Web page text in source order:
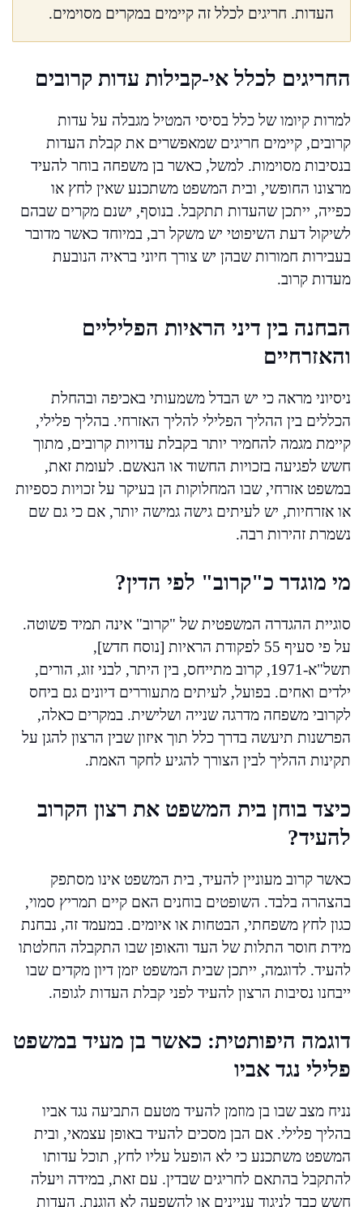
העדות. חריגים לכלל זה קיימים במקרים מסוימים.
החריגים לכלל אי-קבילות עדות קרובים
למרות קיומו של כלל בסיסי המטיל מגבלה על עדות
קרובים, קיימים חריגים שמאפשרים את קבלת העדות
בנסיבות מסוימות. למשל, כאשר בן משפחה בוחר להעיד
מרצונו החופשי, ובית המשפט משתכנע שאין לחץ או
כפייה, ייתכן שהעדות תתקבל. בנוסף, ישנם מקרים שבהם
לשיקול דעת השיפוטי יש משקל רב, במיוחד כאשר מדובר
בעבירות חמורות שבהן יש צורך חיוני בראיה הנובעת
מעדות קרוב.
הבחנה בין דיני הראיות הפליליים
והאזרחיים
ניסיוני מראה כי יש הבדל משמעותי באכיפה ובהחלת
הכללים בין ההליך הפלילי להליך האזרחי. בהליך פלילי,
קיימת מגמה להחמיר יותר בקבלת עדויות קרובים, מתוך
חשש לפגיעה בזכויות החשוד או הנאשם. לעומת זאת,
במשפט אזרחי, שבו המחלוקות הן בעיקר על זכויות כספיות
או אזרחיות, יש לעיתים גישה גמישה יותר, אם כי גם שם
נשמרת זהירות רבה.
מי מוגדר כ"קרוב" לפי הדין?
סוגיית ההגדרה המשפטית של "קרוב" אינה תמיד פשוטה.
על פי סעיף 55 לפקודת הראיות [נוסח חדש],
תשל"א-1971, קרוב מתייחס, בין היתר, לבני זוג, הורים,
ילדים ואחים. בפועל, לעיתים מתעוררים דיונים גם ביחס
לקרובי משפחה מדרגה שנייה ושלישית. במקרים כאלה,
הפרשנות תיעשה בדרך כלל תוך איזון שבין הרצון להגן על
תקינות ההליך לבין הצורך להגיע לחקר האמת.
כיצד בוחן בית המשפט את רצון הקרוב
להעיד?
כאשר קרוב מעוניין להעיד, בית המשפט אינו מסתפק
בהצהרה בלבד. השופטים בוחנים האם קיים תמריץ סמוי,
כגון לחץ משפחתי, הבטחות או איומים. במעמד זה, נבחנת
מידת חוסר התלות של העד והאופן שבו התקבלה החלטתו
להעיד. לדוגמה, ייתכן שבית המשפט יזמן דיון מקדים שבו
ייבחנו נסיבות הרצון להעיד לפני קבלת העדות לגופה.
דוגמה היפותטית: כאשר בן מעיד במשפט
פלילי נגד אביו
נניח מצב שבו בן מוזמן להעיד מטעם התביעה נגד אביו
בהליך פלילי. אם הבן מסכים להעיד באופן עצמאי, ובית
המשפט משתכנע כי לא הופעל עליו לחץ, תוכל עדותו
להתקבל בהתאם לחריגים שבדין. עם זאת, במידה ויעלה
חשש כבד לניגוד עניינים או להשפעה לא הוגנת, העדות